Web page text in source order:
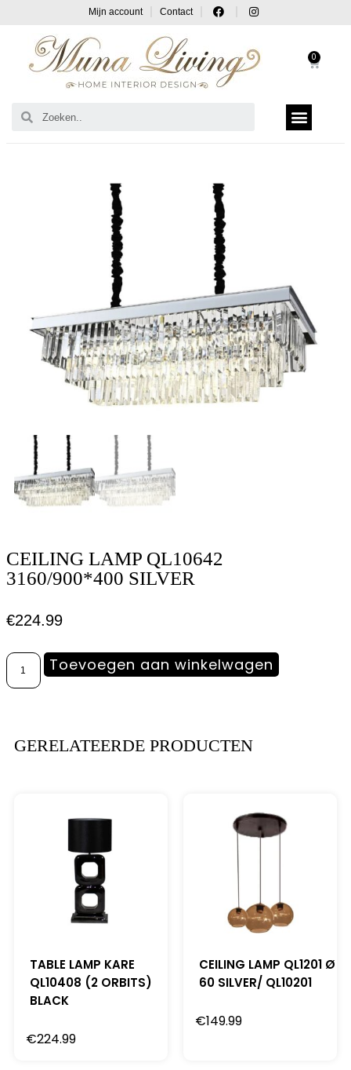
Mijn account Contact
0
CEILING LAMP QL10642
3160/900*400 SILVER
€224.99
Toevoegen aan winkelwagen
GERELATEERDE PRODUCTEN
TABLE LAMP KARE
QL10408 (2 ORBITS)
BLACK
€224.99
CEILING LAMP QL1201 Ø
60 SILVER/ QL10201
€149.99